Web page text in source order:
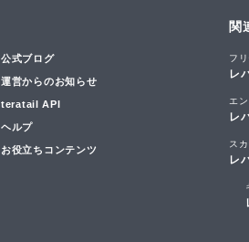
公式ブログ
運営からのお知らせ
teratail API
ヘルプ
お役立ちコンテンツ
関
フ
レ
エ
レ
ス
レ